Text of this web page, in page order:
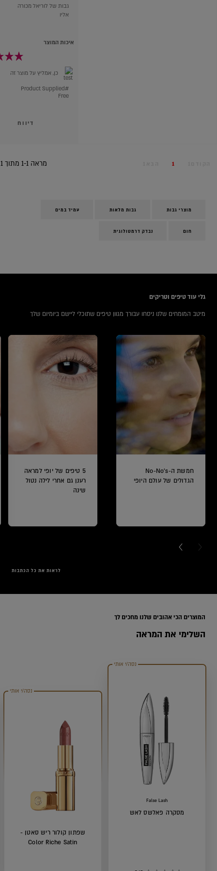
גבות של לוריאל מכורה
אליו
איכות המוצר
כן, אמליץ על מוצר זה
#Product Supplied
Free
דיווח
מראה 1-1 מתוך 1 1
מוצרי גבות גבות מלאות עמיד במים
חום נבדק דרמטולוגית
גלי עוד טיפים וטריקים
מיטב המומחים שלנו ניסחו עבורך מגוון טיפים שתוכלי ליישם ביומיום שלך
חמשת ה-No-No's
הגדולים של עולם היופי
5 טיפים של יופי למראה
רענן גם אחרי לילה נטול
שינה
NEXT CARD
לראות את כל הכתבות
השלימי את המראה
המוצרים הכי אהובים שלנו מחכים לך
נסה/י אותי
False Lash
מסקרה פאלשס לאש
נסה/י אותי
שפתון קולור ריש סאטן -
Color Riche Satin